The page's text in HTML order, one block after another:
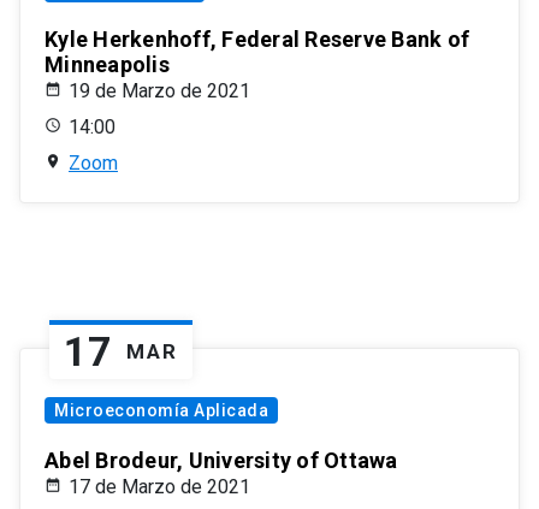
Kyle Herkenhoff, Federal Reserve Bank of
Minneapolis
19 de Marzo de 2021
14:00
Zoom
17 MAR
Microeconomía Aplicada
Abel Brodeur, University of Ottawa
17 de Marzo de 2021